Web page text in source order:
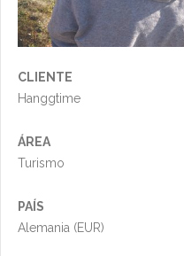
CLIENTE
Hanggtime
ÁREA
Turismo
PAÍS
Alemania (EUR)